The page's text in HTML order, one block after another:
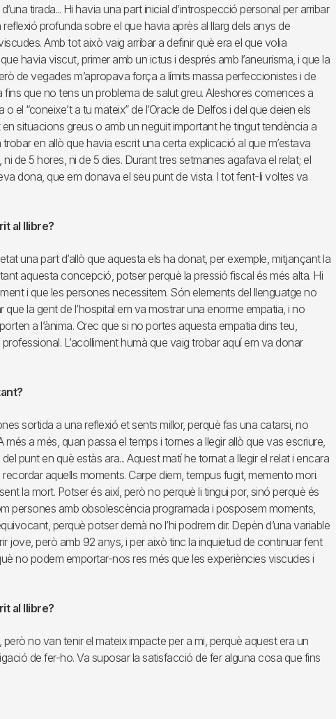
tirada... Hi havia una part inicial d’introspecció personal per arribar
profunda sobre el que havia après al llarg dels anys de
Amb tot això vaig arribar a definir què era el que volia
havia viscut, primer amb un ictus i després amb l’aneurisma, i que la
de vegades m’apropava força a límits massa perfeccionistes i de
que no tens un problema de salut greu. Aleshores comences a
el “coneixe’t a tu mateix” de l’Oracle de Delfos i del que deien els
situacions greus o amb un neguit important he tingut tendència a
en allò que havia escrit una certa explicació al que m’estava
de 5 hores, ni de 5 dies. Durant tres setmanes agafava el relat; el
dona, que em donava el seu punt de vista. I tot fent-li voltes va
al llibre?
una part d’allò que aquesta els ha donat, per exemple, mitjançant la
aquesta concepció, potser perquè la pressió fiscal és més alta. Hi
i que les persones necessitem. Són elements del llenguatge no
la gent de l’hospital em va mostrar una enorme empatia, i no
a l’ànima. Crec que si no portes aquesta empatia dins teu,
L’acolliment humà que vaig trobar aquí em va donar
sortida a una reflexió et sents millor, perquè fas una catarsi, no
a més, quan passa el temps i tornes a llegir allò que vas escriure,
punt en què estàs ara... Aquest matí he tornat a llegir el relat i encara
aquells moments. Carpe diem, tempus fugit, memento mori.
la mort. Potser és així, però no perquè li tingui por, sinó perquè és
persones amb obsolescència programada i posposem moments,
perquè potser demà no l’hi podrem dir. Depèn d’una variable
però amb 92 anys, i per això tinc la inquietud de continuar fent
no podem emportar-nos res més que les experiències viscudes i
al llibre?
no van tenir el mateix impacte per a mi, perquè aquest era un
de fer-ho. Va suposar la satisfacció de fer alguna cosa que fins